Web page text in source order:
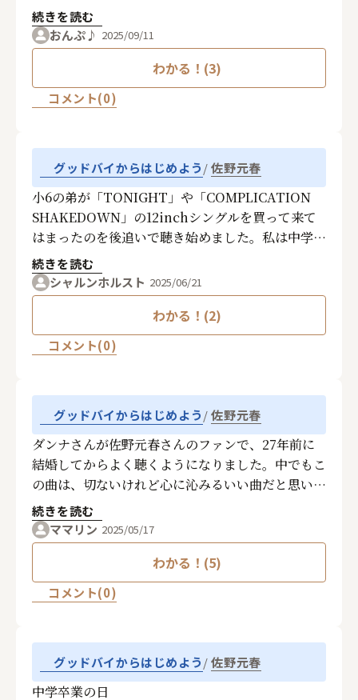
なかった。
色々と、もがき苦しかった中、アルバムの全ての
音楽が新鮮でハートにハマって、毎日毎日聴いてい
その中でも、グッドバイから初めよう
耳に残り、ずっと胸にある宝物です。
続きを読む
おんぷ♪ 2025/09/11
わかる！(3)
コメント(0)
グッドバイからはじめよう 佐野元春
小6の弟が「TONIGHT」や「COMPLICATION
SHAKEDOWN」の12inchシングルを買って来て
はまったのを後追いで聴き始めました。私は中学生
でしたが私も弟も限られた小遣いではシングルを買
うくらいしかできず、近所のレコード屋も品揃えが
いまいちで新譜が出たら買うといった感じでした。
高校に入った頃、たまたま流れていたラジオでこの
「グッドバイからはじめよう」を聴きました。単純
に別れの歌だとしかわかりませんでしたし男女の別
こんな曲も歌っておられたんだという再認識につな
がりました。当時ようやく一般でも再生機が買える
ようになったCDで「No Damage 〜14のありふれ
たチャイム達〜」を買って来て、口ずさみながら自
転車で登下校していました。
高校の美術の選択授業で、好きな音楽のジャケット
を自作する課題があったのですが、私はこの「No
Damage」を選びました。背景に駅のプラットホ
ームを描いたのですが、今思うとあの頃の私にとっ
ての「別れ」とは駅のイメージだったんですね。当
然、本当の別れについては何も知りませんでした。
続きを読む
シャルンホルスト 2025/06/21
わかる！(2)
コメント(0)
グッドバイからはじめよう 佐野元春
ダンナさんが佐野元春さんのファンで、27年前に
結婚してからよく聴くようになりました。中でもこ
の曲は、切ないけれど心に沁みるいい曲だと思いま
す。
続きを読む
ママリン 2025/05/17
わかる！(5)
コメント(0)
グッドバイからはじめよう 佐野元春
中学卒業の日